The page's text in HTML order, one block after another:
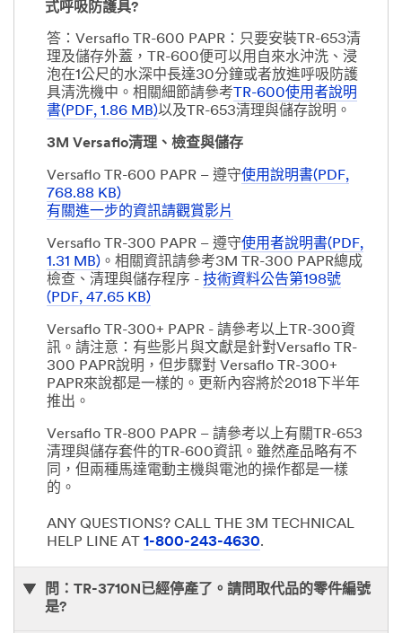
式呼吸防護具?
答：Versaflo TR-600 PAPR：只要安裝TR-653清
理及儲存外蓋，TR-600便可以用自來水沖洗、浸
泡在1公尺的水深中長達30分鐘或者放進呼吸防護
具清洗機中。相關細節請參考 TR-600使用者說明
書(PDF, 1.86 MB)以及TR-653清理與儲存說明。
3M Versaflo清理、檢查與儲存
Versaflo TR-600 PAPR – 遵守使用說明書(PDF,
768.88 KB)
有關進一步的資訊請觀賞影片
Versaflo TR-300 PAPR – 遵守使用者說明書(PDF,
1.31 MB) 。相關資訊請參考3M TR-300 PAPR總成
檢查、清理與儲存程序 - 技術資料公告第198號
(PDF, 47.65 KB)
Versaflo TR-300+ PAPR - 請參考以上TR-300資
訊。請注意：有些影片與文獻是針對Versaflo TR-
300 PAPR說明，但步驟對 Versaflo TR-300+
PAPR來說都是一樣的。更新內容將於2018下半年
推出。
Versaflo TR-800 PAPR – 請參考以上有關TR-653
清理與儲存套件的TR-600資訊。雖然產品略有不
同，但兩種馬達電動主機與電池的操作都是一樣
的。
ANY QUESTIONS? CALL THE 3M TECHNICAL
HELP LINE AT 1-800-243-4630.
問：TR-3710N已經停產了。請問取代品的零件編號
是?